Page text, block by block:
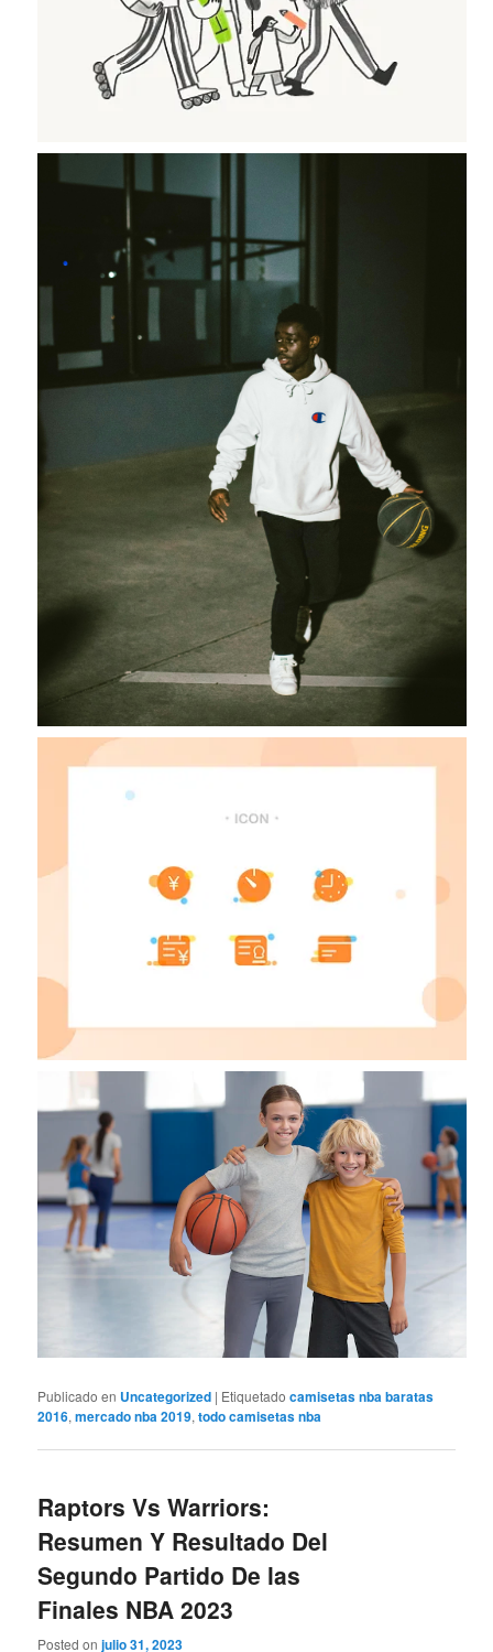
Publicado en Uncategorized | Etiquetado camisetas nba baratas
2016,mercado nba 2019,todo camisetas nba
Raptors Vs Warriors:
Resumen Y Resultado Del
Segundo Partido De las
Finales NBA 2023
Posted onjulio 31, 2023